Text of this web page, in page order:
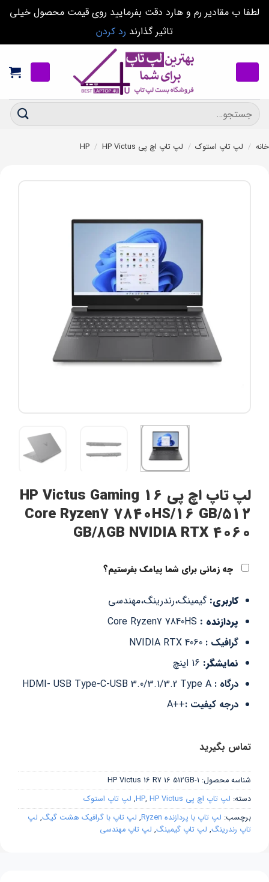
لطفا ب مقادیر رم و هارد دقت بفرمایید روی قیمت محصول خیلی
تاثیر گذارند رد کردن
content
جستجو
برای:
خانه / لپ تاپ استوک / لپ تاپ اچ پی HP / HP Victus
لپ تاپ اچ پی HP Victus Gaming 16
Core Ryzen7 7840HS/16 GB/512
GB/8GB NVIDIA RTX 4060
چه زمانی برای شما پیامک بفرستیم؟
کاربری:گیمینگ،رندرینگ،مهندسی
پردازنده : Core Ryzen7 7840HS
گرافیک : NVIDIA RTX 4060
نمایشگر: 16 اینچ
درگاه : HDMI- USB Type-C-USB 3.0/3.1/3.2 Type A
درجه کیفیت :++A
تماس بگیرید
شناسه محصول: HP Victus 16 R7 16 512GB-1
دسته: لپ تاپ اچ پی HP , HP Victus
, لپ تاپ استوک
برچسب: لپ تاپ با پردازنده Ryzen , لپ تاپ با گرافیک هشت گیگ, لپ
تاپ رندرینگ, لپ تاپ گیمینگ, لپ تاپ مهندسی